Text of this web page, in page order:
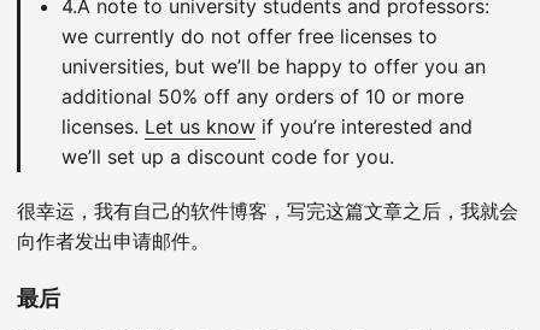
4.A note to university students and professors:
we currently do not offer free licenses to
universities, but we’ll be happy to offer you an
additional 50% off any orders of 10 or more
licenses. Let us know if you’re interested and
we’ll set up a discount code for you.
很幸运，我有自己的软件博客，写完这篇文章之后，我就会
向作者发出申请邮件。
最后